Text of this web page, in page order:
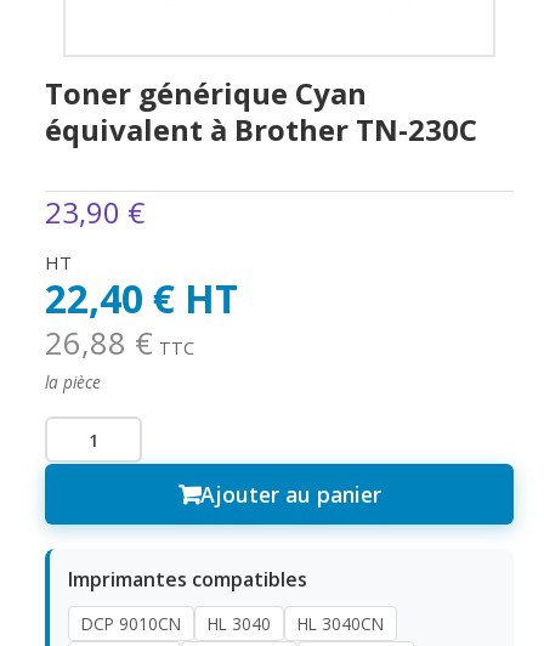
Toner générique Cyan
équivalent à Brother TN-230C
23,90 €
HT
22,40 € HT
26,88 € TTC
la pièce
Ajouter au panier
Imprimantes compatibles
DCP 9010CN HL 3040
HL 3040CN